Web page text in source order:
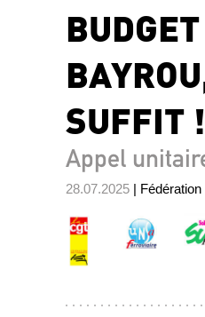
BUDGET
SUFFIT !
Appel
28.07.2025 | Fédération